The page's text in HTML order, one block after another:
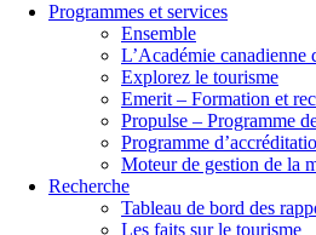
Programmes et services
Ensemble
L’Académie canadienne
Explorez le tourisme
Emerit – Formation et
Propulse – Programme
Programme
Moteur de gestion de la
Recherche
Tableau de bord des
Les faits sur le tourisme